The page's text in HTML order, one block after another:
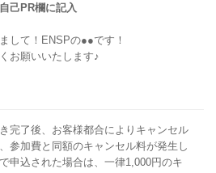
己PR欄に記入
して！ENSPの●●です！
願いいたします♪
完了後、お客様都合によりキャンセル
参加費と同額のキャンセル料が発生し
申込された場合は、一律1,000円のキ